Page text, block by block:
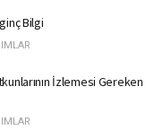
Bilgi
İzlemesi Gereken